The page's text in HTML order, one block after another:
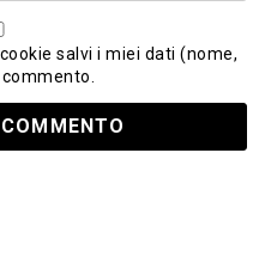
salvi i miei dati (nome,